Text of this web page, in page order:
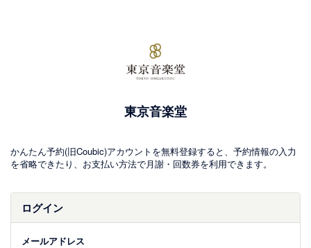
東京音楽堂
かんたん予約(旧Coubic)アカウントを無料登録すると、予約情報の入力
を省略できたり、お支払い方法で月謝・回数券を利用できます。
ログイン
メールアドレス